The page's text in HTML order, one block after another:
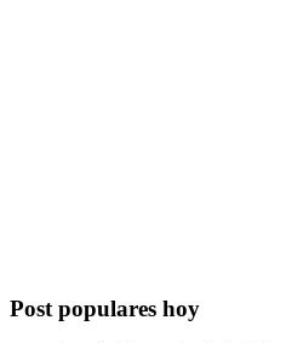
Post populares hoy